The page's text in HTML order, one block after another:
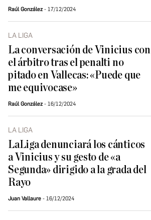
Raúl González 17/12/2024
LA LIGA
La conversación de Vinicius con
el árbitro tras el penalti no
pitado en Vallecas: «Puede que
me equivocase»
Raúl González 16/12/2024
LA LIGA
LaLiga denunciará los cánticos
a Vinicius y su gesto de «a
Segunda» dirigido a la grada del
Rayo
Juan Vallaure 16/12/2024